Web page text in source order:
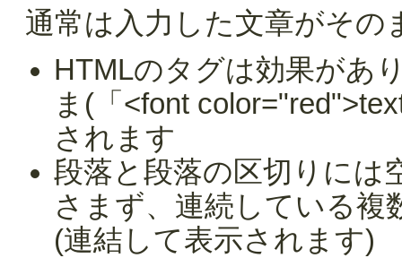
通常は入力した文章がその
HTMLのタグは効果があ
ま(「<font
されます
段落と段落の区切りには
さまず、連続している複
(連結して表示されます)